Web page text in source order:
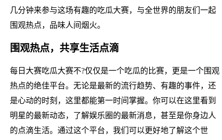
几分钟来参与这场有趣的吃瓜大赛，与全世界的朋友们一起
围观热点，品味人间烟火。
围观热点，共享生活点滴
每日大赛吃瓜大赛不?仅仅是一个吃瓜的比赛，更是一个围观
热点的绝佳平台。无论是最新的流行趋势、有趣的事件，还
是心动的时刻，这里都能第一时间掌握。你可以在这里看到
明星的最新动态，了解娱乐圈的最新消息，甚至是你身边人
的点滴生活。通过这个平台，我们可以更好地了解这个世